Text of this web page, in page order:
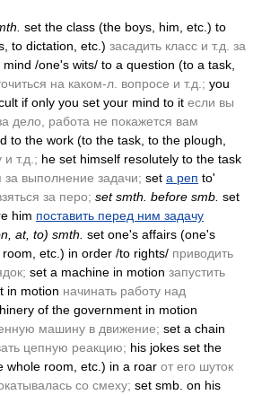
set the class (the boys, him, etc.) to
to dictation, etc.) засадить класс и т.д. за
/one's wits/ to a question (to a task,
на каком-л. вопросе и т.д.; you
if only you set your mind to it если вы
дело, работа не покажется вам
to the work (to the task, to the plough,
и т.д.; he set himself resolutely to the task
выполнение задачи; set а реп to'
за перо; set smth. before smb. set
him поставить перед ним задачу
at, to) smth. set one's affairs (one's
etc.) in order /to rights/ приводить
set a machine in motion запустить
in motion начинать работу над
of the government in motion
машину в движение; set a chain
цепную реакцию; his jokes set the
whole room, etc.) in a roar от его шуток
со смеху; set smb. on his